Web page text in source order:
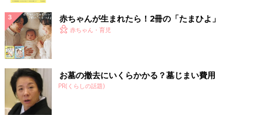
赤ちゃんが生まれたら！2冊の「たまひよ」
赤ちゃん・育児
お墓の撤去にいくらかかる？墓じまい費用
PR(くらしの話題)